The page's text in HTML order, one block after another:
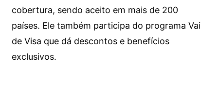
cobertura, sendo aceito em mais de 200
países. Ele também participa do programa Vai
de Visa que dá descontos e benefícios
exclusivos.